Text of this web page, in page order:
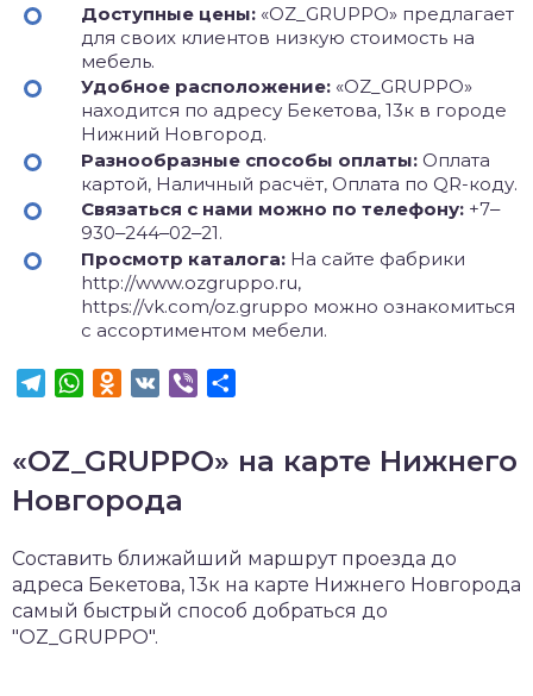
Доступные цены: «OZ_GRUPPO» предлагает
для своих клиентов низкую стоимость на
мебель.
Удобное расположение: «OZ_GRUPPO»
находится по адресу Бекетова, 13к в городе
Нижний Новгород.
Разнообразные способы оплаты: Оплата
картой, Наличный расчёт, Оплата по QR-коду.
Связаться с нами можно по телефону: +7‒
930‒244‒02‒21.
Просмотр каталога: На сайте фабрики
http://www.ozgruppo.ru,
https://vk.com/oz.gruppo можно ознакомиться
с ассортиментом мебели.
TelegramWhatsApp
Odnoklassniki
VK Viber
«OZ_GRUPPO» на карте Нижнего
Новгорода
Составить ближайший маршрут проезда до
адреса Бекетова, 13к на карте Нижнего Новгорода
самый быстрый способ добраться до
"OZ_GRUPPO".